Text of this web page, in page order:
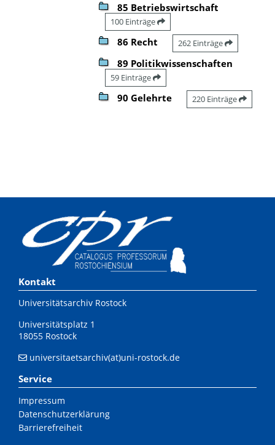
85 Betriebswirtschaft
100 Einträge
86 Recht 262 Einträge
89 Politikwissenschaften
59 Einträge
90 Gelehrte 220 Einträge
Kontakt
Universitätsarchiv Rostock
Universitätsplatz 1
18055 Rostock
universitaetsarchiv(at)uni-rostock.de
Service
Impressum
Datenschutzerklärung
Barrierefreiheit